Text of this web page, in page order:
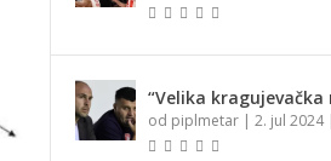
“Velika
od piplmetar| 2. jul 2024|